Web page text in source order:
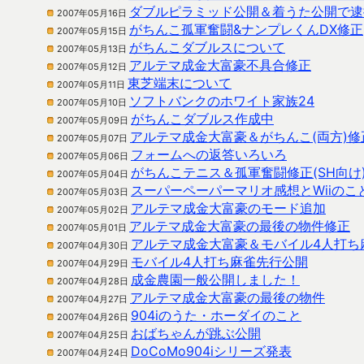
2007年05月16日 ダブルピラミッド公開＆着うた公開で
2007年05月15日 がちんこ孤軍奮闘&ナンプレくんDX修正
2007年05月13日 がちんこダブルスについて
2007年05月12日 アルテマ成金大富豪不具合修正
2007年05月11日 東芝端末について
2007年05月10日 ソフトバンクのホワイト家族24
2007年05月09日 がちんこダブルス作成中
2007年05月07日 アルテマ成金大富豪＆がちんこ(両方)修
2007年05月06日 フォームへの返答いろいろ
2007年05月04日 がちんこテニス＆孤軍奮闘修正(SH向け)
2007年05月03日 スーパーペーパーマリオ感想とWiiのこ
2007年05月02日 アルテマ成金大富豪のモード追加
2007年05月01日 アルテマ成金大富豪の最後の物件修正
2007年04月30日 アルテマ成金大富豪＆モバイル4人打ち
2007年04月29日 モバイル4人打ち麻雀先行公開
2007年04月28日 成金農園一般公開しました！
2007年04月27日 アルテマ成金大富豪の最後の物件
2007年04月26日 904iのうた・ホーダイのこと
2007年04月25日 おばちゃんが跳ぶ公開
2007年04月24日 DoCoMo904iシリーズ発表